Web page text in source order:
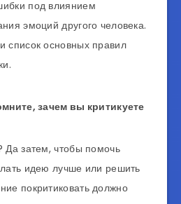
под влиянием
эмоций другого человека.
список основных правил
зачем вы критикуете
Да затем, чтобы помочь
идею лучше или решить
покритиковать должно